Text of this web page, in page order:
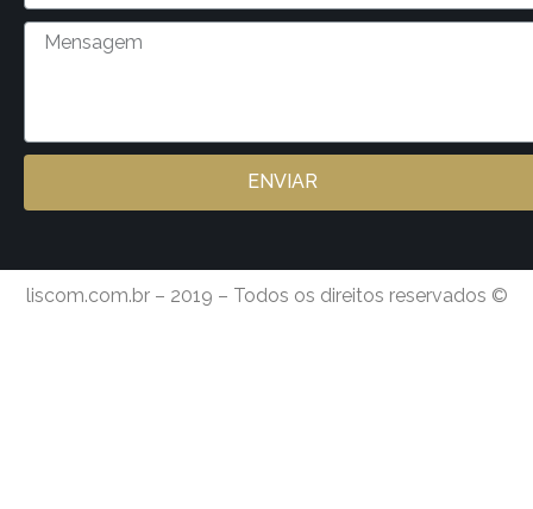
ENVIAR
liscom.com.br – 2019 – Todos os direitos reservados ©